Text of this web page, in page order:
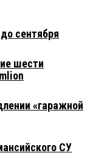
сентября
шести
«гаражной
СУ